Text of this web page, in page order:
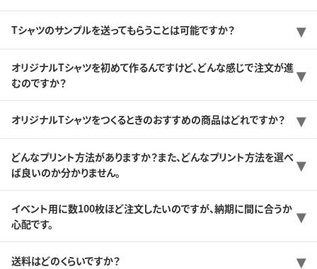
Tシャツのサンプルを送ってもらうことは可能ですか？
オリジナルTシャツを初めて作るんですけど、どんな感じで注文が進
むのですか？
オリジナルTシャツをつくるときのおすすめの商品はどれですか？
どんなプリント方法がありますか？また、どんなプリント方法を選べ
ば良いのか分かりません。
イベント用に数100枚ほど注文したいのですが、納期に間に合うか
心配です。
送料はどのくらいですか？